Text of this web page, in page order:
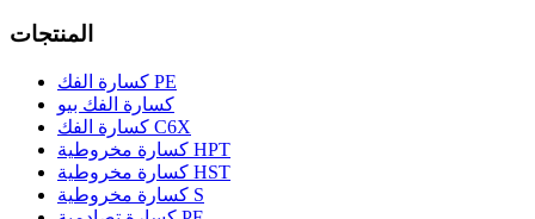
المنتجات
كسارة الفك PE
كسارة الفك بيو
كسارة الفك C6X
كسارة مخروطية HPT
كسارة مخروطية HST
كسارة مخروطية S